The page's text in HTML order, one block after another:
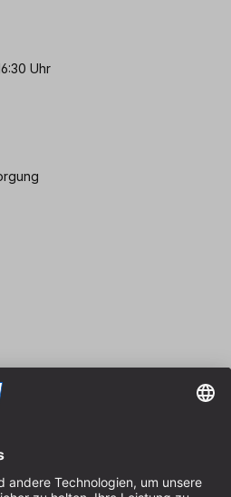
Uhr